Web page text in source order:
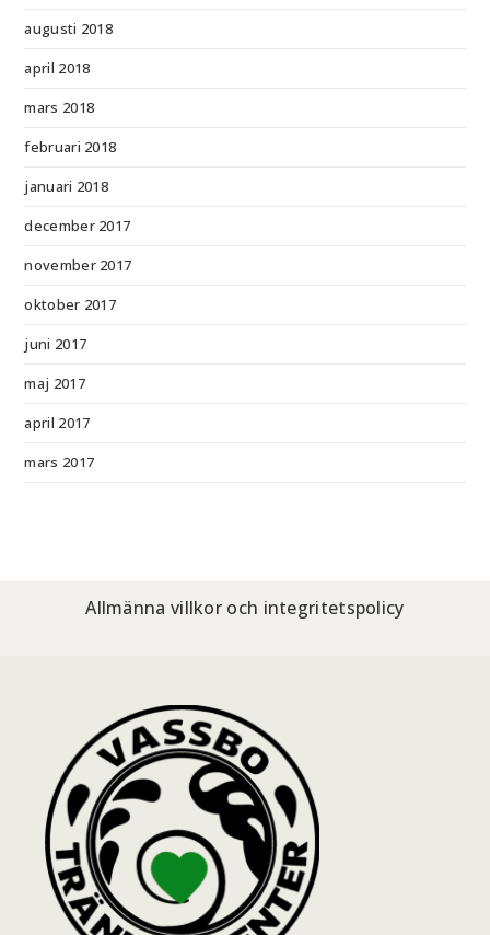
augusti 2018
april 2018
mars 2018
februari 2018
januari 2018
december 2017
november 2017
oktober 2017
juni 2017
maj 2017
april 2017
mars 2017
Allmänna villkor och integritetspolicy